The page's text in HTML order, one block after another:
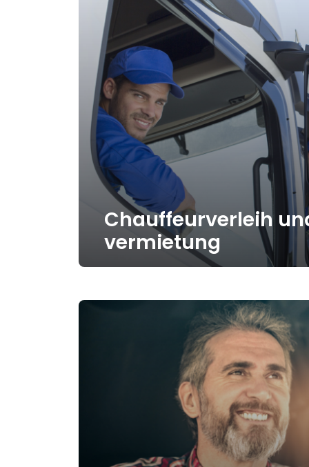
Chauffeurverleih
vermietung
Erfahren Sie bei
Chauffeurverleih- und
Als Personalvermittlungsexperten
mit hochqualifizierten Fahrern für
Anforderungen.